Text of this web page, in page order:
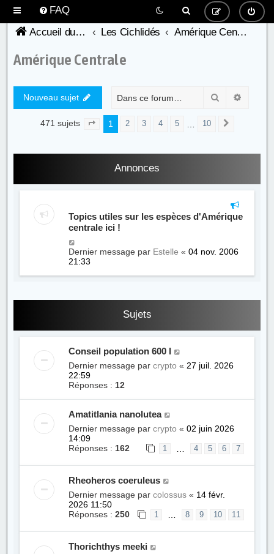
FAQ
Accueil du forum de l'AFC
Les Cichlidés Amérique Centrale
Amérique Centrale
Nouveau sujet Rechercher
471 sujets Page sur 10
1 2 3 4 5 10
Annonces
Topics utiles sur les espèces d'Amérique
centrale ici !
Dernier message par Estelle «04 nov. 2006
21:33
Sujets
Conseil population 600 l
Dernier message parcrypto « 27 juil. 2026
22:59
Réponses : 12
Amatitlania nanolutea
Dernier message parcrypto «02 juin 2026
14:09
Réponses : 162 1 … 4 5 6 7
Rheoheros coeruleus
Dernier message parcolossus « 14 févr.
2026 11:50
Réponses :250 1 … 8 9 10 11
Thorichthys meeki